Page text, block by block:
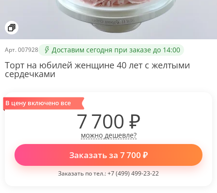
Арт. 007928 Доставим сегодня при заказе до 14:00
Торт на юбилей женщине 40 лет с желтыми
сердечками
В цену включено все
7 700 ₽
можно дешевле?
Заказать за 7 700 ₽
Заказать по тел.:+7 (499) 499-23-22